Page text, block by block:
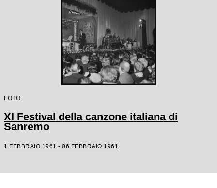
FOTO
XI Festival della canzone italiana di
Sanremo
1 FEBBRAIO 1961 - 06 FEBBRAIO 1961